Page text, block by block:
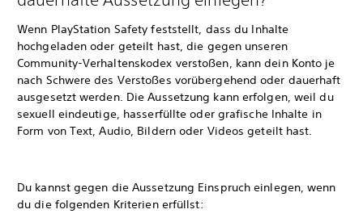
Wenn PlayStation Safety feststellt, dass du Inhalte
hochgeladen oder geteilt hast, die gegen unseren
Community-Verhaltenskodex verstoßen, kann dein Konto je
nach Schwere des Verstoßes vorübergehend oder dauerhaft
ausgesetzt werden. Die Aussetzung kann erfolgen, weil du
sexuell eindeutige, hasserfüllte oder grafische Inhalte in
Form von Text, Audio, Bildern oder Videos geteilt hast.
Du kannst gegen die Aussetzung Einspruch einlegen, wenn
du die folgenden Kriterien erfüllst: